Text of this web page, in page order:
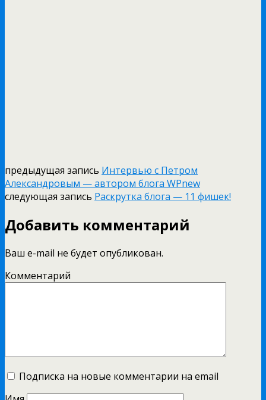
предыдущая запись Интервью с Петром
Александровым — автором блога WPnew
следующая запись Раскрутка блога — 11 фишек!
Добавить комментарий
Ваш e-mail не будет опубликован.
Комментарий
Подписка на новые комментарии на email